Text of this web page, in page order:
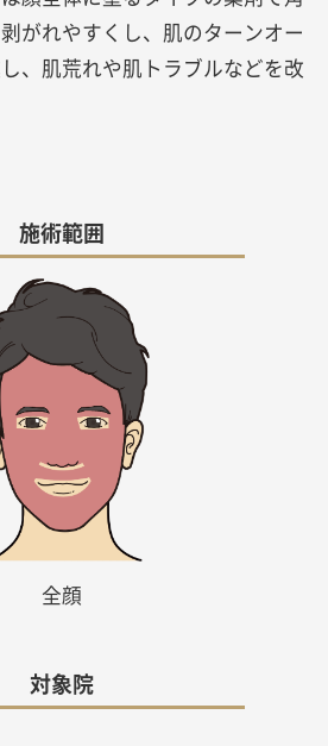
がれやすくし、肌のターンオー
、肌荒れや肌トラブルなどを改
施術範囲
全顔
対象院